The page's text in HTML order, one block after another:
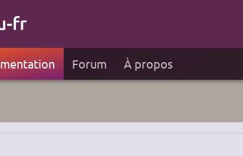
Forum À propos